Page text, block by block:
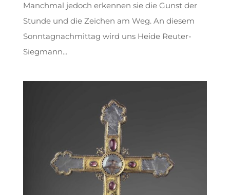
Manchmal jedoch erkennen sie die Gunst der
Stunde und die Zeichen am Weg. An diesem
Sonntagnachmittag wird uns Heide Reuter-
Siegmann...